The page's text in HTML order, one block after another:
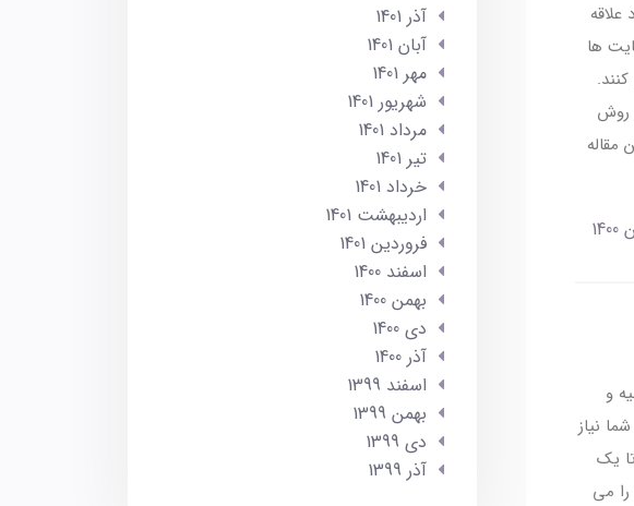
ها
روش
و
نیاز
یک
می
آذر 1401
آبان 1401
مهر 1401
شهریور 1401
مرداد 1401
تير 1401
خرداد 1401
ارديبهشت 1401
فروردین 1401
اسفند 1400
بهمن 1400
دی 1400
آذر 1400
اسفند 1399
بهمن 1399
دی 1399
آذر 1399